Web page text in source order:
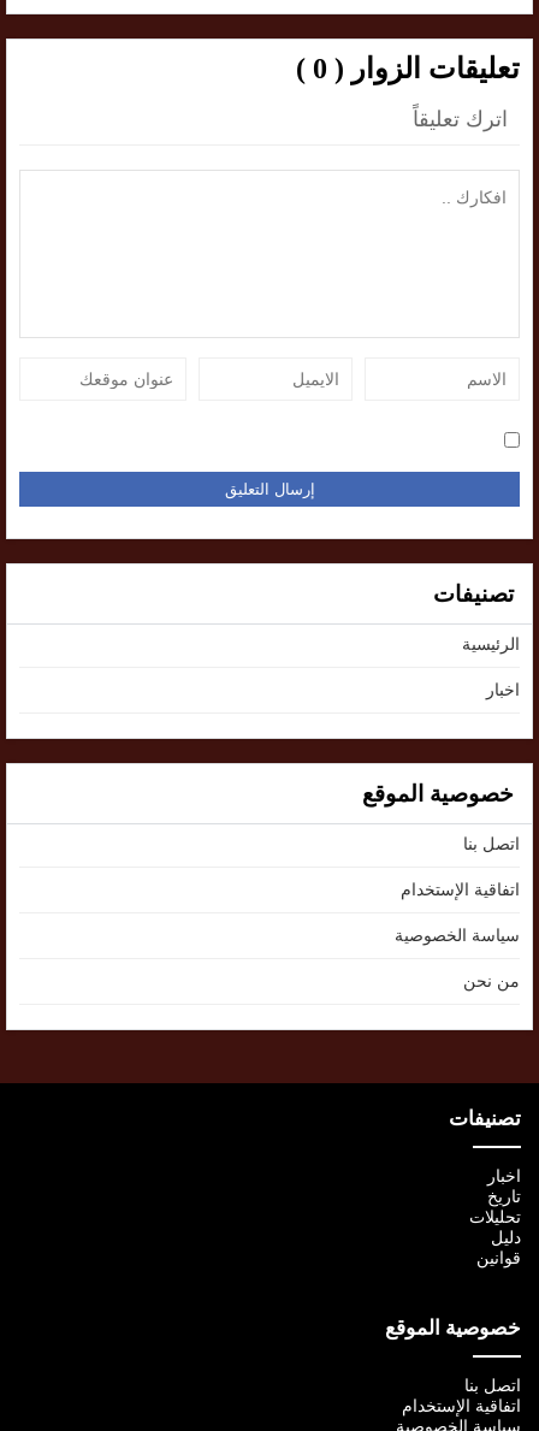
تعليقات الزوار ( 0 )
اترك تعليقاً
تصنيفات
الرئيسية
اخبار
خصوصية الموقع
اتصل بنا
اتفاقية الإستخدام
سياسة الخصوصية
من نحن
تصنيفات
اخبار
تاريخ
تحليلات
دليل
قوانين
خصوصية الموقع
اتصل بنا
اتفاقية الإستخدام
سياسة الخصوصية